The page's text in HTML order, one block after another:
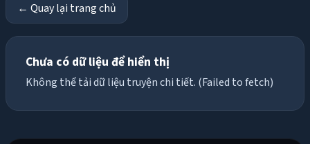
← Quay lại trang chủ
Chưa có dữ liệu để hiển thị
Không thể tải dữ liệu truyện chi tiết. (Failed to fetch)